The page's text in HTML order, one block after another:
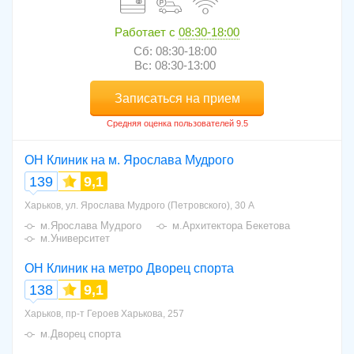
Работает с 08:30-18:00
Сб: 08:30-18:00
Вс: 08:30-13:00
Записаться на прием
ОН Клиник на м. Ярослава Мудрого
139 9,1
Харьков, ул. Ярослава Мудрого (Петровского), 30 А
м.Ярослава Мудрого
м.Архитектора Бекетова
м.Университет
ОН Клиник на метро Дворец спорта
138 9,1
Харьков, пр-т Героев Харькова, 257
м.Дворец спорта